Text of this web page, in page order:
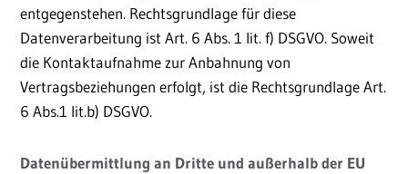
entgegenstehen. Rechtsgrundlage für diese
Datenverarbeitung ist Art. 6 Abs. 1 lit. f) DSGVO. Soweit
die Kontaktaufnahme zur Anbahnung von
Vertragsbeziehungen erfolgt, ist die Rechtsgrundlage Art.
6 Abs.1 lit.b) DSGVO.
Datenübermittlung an Dritte und außerhalb der EU